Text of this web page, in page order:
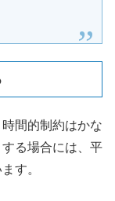
間的制約はかな
る場合には、平
す。